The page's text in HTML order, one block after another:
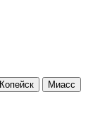
Копейск
Миасс